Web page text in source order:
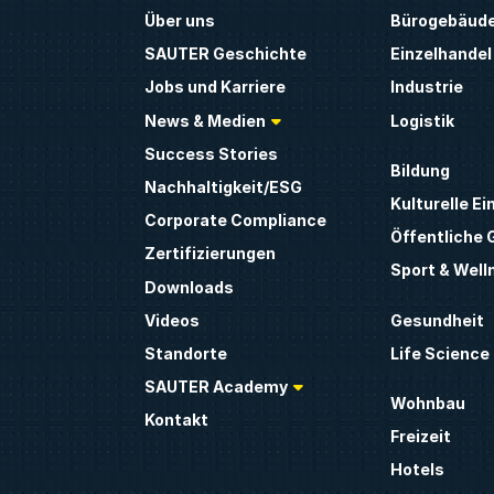
Über uns
SAUTER Geschichte
Jobs und Karriere
News & Medien
Success Stories
Nachhaltigkeit/ESG
Corporate Compliance
Zertifizierungen
Downloads
Videos
Standorte
SAUTER Academy
Kontakt
Einzelhandel
Industrie
Logistik
Bildung
Kulturelle
Öffentliche
Sport &
Gesundheit
Life Science
Wohnbau
Freizeit
Hotels